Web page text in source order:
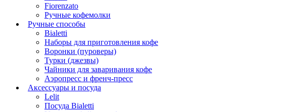
Fiorenzato
Ручные кофемолки
Ручные способы
Bialetti
Наборы для приготовления кофе
Воронки (пуроверы)
Турки (джезвы)
Чайники для заваривания кофе
Аэропресс и френч-пресс
Аксессуары и посуда
Lelit
Посуда Bialetti